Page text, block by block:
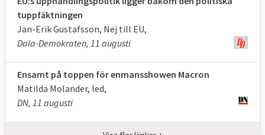
tuppfäktningen
Jan-Erik Gustafsson, Nej till EU,
Dala-Demokraten, 11 augusti
Ensamt på toppen för enmansshowen Macron
Matilda Molander, led,
DN, 11 augusti